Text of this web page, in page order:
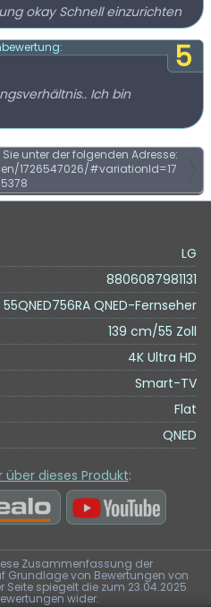
okay Schnell einzurichten
5
Ich bin
unter der folgenden Adresse:
1726547026/#variationId=17
LG
8806087981131
55QNED756RA QNED-Fernseher
139 cm/55 Zoll
4K Ultra HD
Smart-TV
Flat
QNED
über dieses Produkt:
Zusammenfassung der
Grundlage von Bewertungen von
Seite spiegelt die zum 23.04.2025
wider.